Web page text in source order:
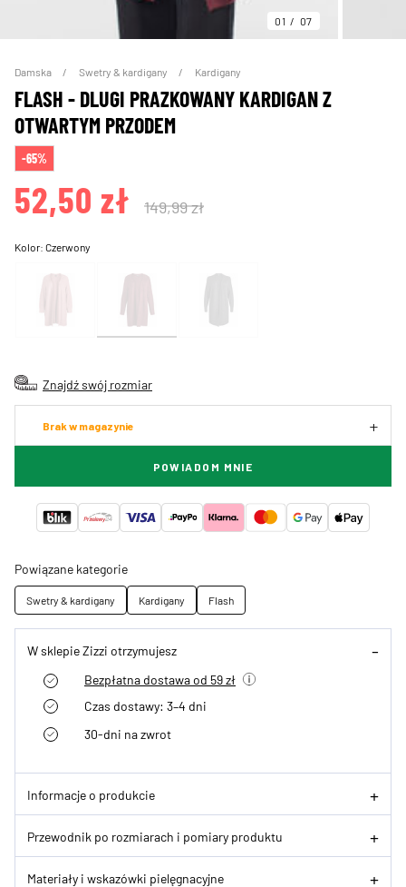
01 07
Damska Swetry & kardigany Kardigany
FLASH - DLUGI PRAZKOWANY KARDIGAN Z
OTWARTYM PRZODEM
-65%
52,50 zł 149,99 zł
Kolor:Czerwony
Znajdź swój rozmiar
Brak w magazynie
POWIADOM MNIE
Powiązane kategorie
Swetry & kardigany Kardigany Flash
W sklepie Zizzi otrzymujesz
Bezpłatna dostawa od 59 zł
Czas dostawy: 3–4 dni
30-dni na zwrot
Informacje o produkcie
Przewodnik po rozmiarach i pomiary produktu
Materiały i wskazówki pielęgnacyjne